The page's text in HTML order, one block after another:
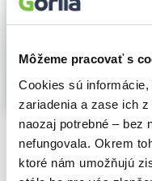
Môžeme pracovať s
Cookies sú
zariadenia a zase ich
naozaj potrebné – bez
nefungovala. Okrem
ktoré nám umožňujú